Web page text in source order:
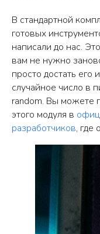
В стандартной
готовых
написали до нас.
вам не нужно
просто достать его
случайное число в
random. Вы можете
этого модуля в
разработчиков, где